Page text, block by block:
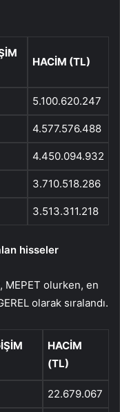
HACİM (TL)
5.100.620.247
4.577.576.488
4.450.094.932
3.710.518.286
3.513.311.218
hisseler
MEPET olurken, en
olarak sıralandı.
HACİM
(TL)
22.679.067